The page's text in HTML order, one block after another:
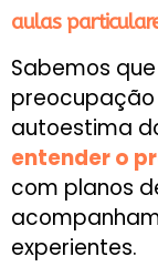
aulas
Sabemos
autoestima
entender o
com planos
experientes.